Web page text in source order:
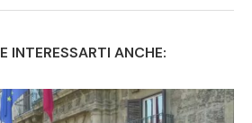
INTERESSARTI ANCHE: